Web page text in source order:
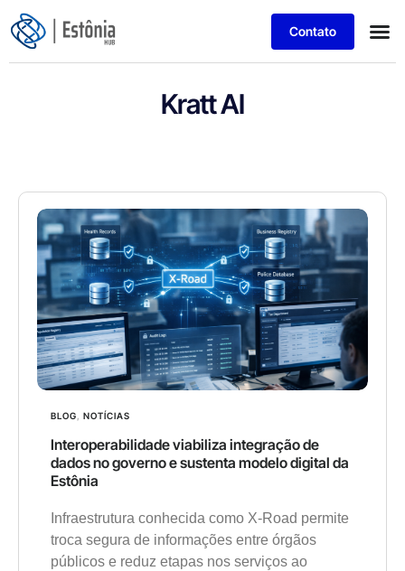
Contato
Kratt AI
BLOG NOTÍCIAS
Interoperabilidade viabiliza integração de
dados no governo e sustenta modelo digital da
Estônia
Infraestrutura conhecida como X-Road permite
troca segura de informações entre órgãos
públicos e reduz etapas nos serviços ao